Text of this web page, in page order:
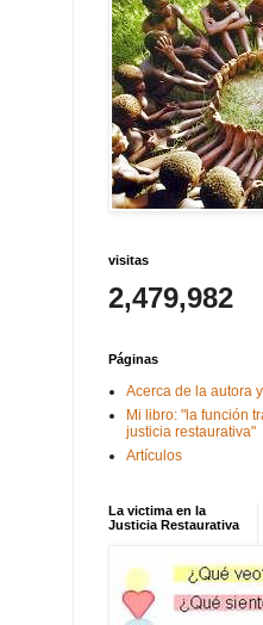
visitas
2,479,982
Páginas
Acerca de la autora
Mi libro: "la función
justicia restaurativa"
Artículos
La victima en la
Justicia Restaurativa